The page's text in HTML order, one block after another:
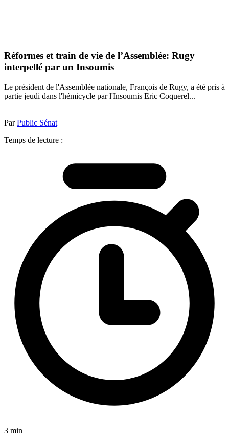
Réformes et train de vie de l’Assemblée: Rugy
interpellé par un Insoumis
Le président de l'Assemblée nationale, François de Rugy, a été pris à
partie jeudi dans l'hémicycle par l'Insoumis Eric Coquerel...
ParPublic Sénat
Temps de lecture :
3 min